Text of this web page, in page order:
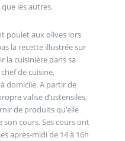
les autres.
poulet aux olives lors
la recette illustrée sur
la cuisinière dans sa
de cuisine,
domicile. A partir de
valise d’ustensiles,
de produits qu’elle
son cours. Ses cours ont
après-midi de 14 à 16h